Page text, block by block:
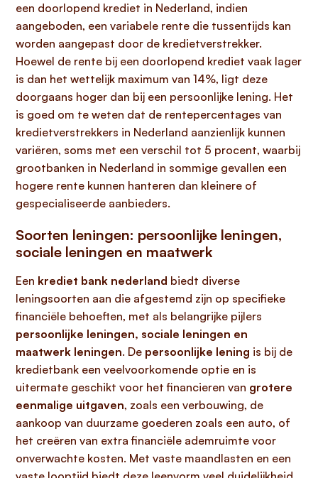
een doorlopend krediet in Nederland, indien
aangeboden, een variabele rente die tussentijds kan
worden aangepast door de kredietverstrekker.
Hoewel de rente bij een doorlopend krediet vaak lager
is dan het wettelijk maximum van 14%, ligt deze
doorgaans hoger dan bij een persoonlijke lening. Het
is goed om te weten dat de rentepercentages van
kredietverstrekkers in Nederland aanzienlijk kunnen
variëren, soms met een verschil tot 5 procent, waarbij
grootbanken in Nederland in sommige gevallen een
hogere rente kunnen hanteren dan kleinere of
gespecialiseerde aanbieders.
Soorten leningen: persoonlijke leningen,
sociale leningen en maatwerk
Een krediet bank nederland biedt diverse
leningsoorten aan die afgestemd zijn op specifieke
financiële behoeften, met als belangrijke pijlers
persoonlijke leningen, sociale leningen en
maatwerk leningen. De persoonlijke lening is bij de
kredietbank een veelvoorkomende optie en is
uitermate geschikt voor het financieren van grotere
eenmalige uitgaven, zoals een verbouwing, de
aankoop van duurzame goederen zoals een auto, of
het creëren van extra financiële ademruimte voor
onverwachte kosten. Met vaste maandlasten en een